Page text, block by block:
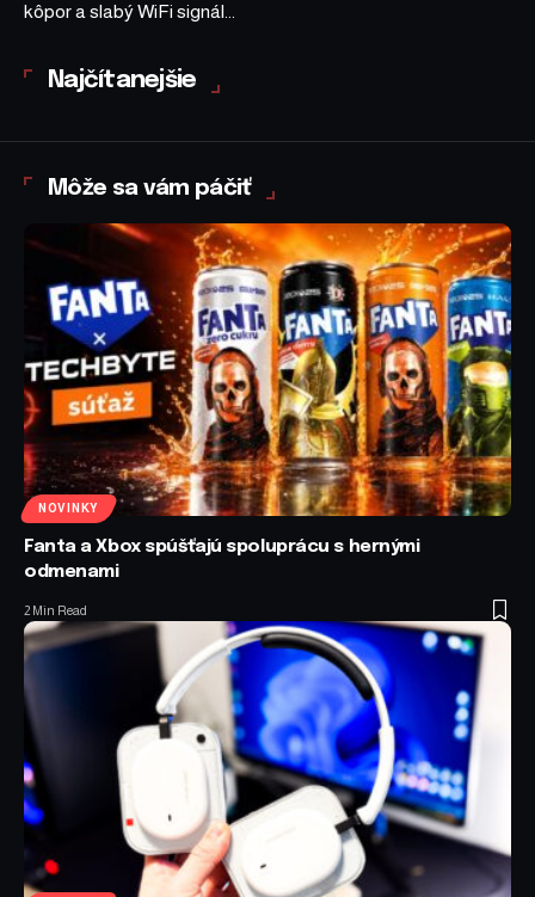
kôpor a slabý WiFi signál...
Najčítanejšie
Môže sa vám páčiť
NOVINKY
Fanta a Xbox spúšťajú spoluprácu s hernými
odmenami
2 Min Read